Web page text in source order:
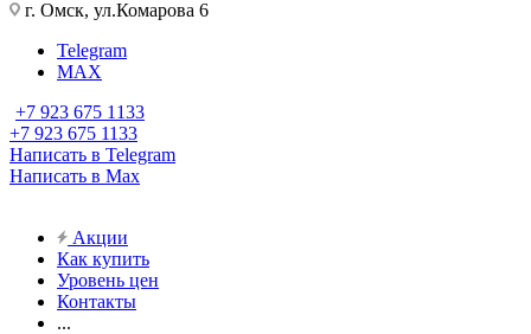
г. Омск, ул.Комарова 6
Telegram
MAX
+7 923 675 1133
+7 923 675 1133
Написать в Telegram
Написать в Max
Акции
Как купить
Уровень цен
Контакты
...